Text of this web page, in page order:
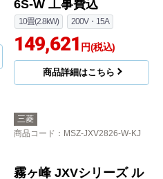
6S-W 工事費込
10畳(2.8kW) 200V・15A
149,621 円(税込)
商品詳細はこちら
三菱
商品コード ：MSZ-JXV2826-W-KJ